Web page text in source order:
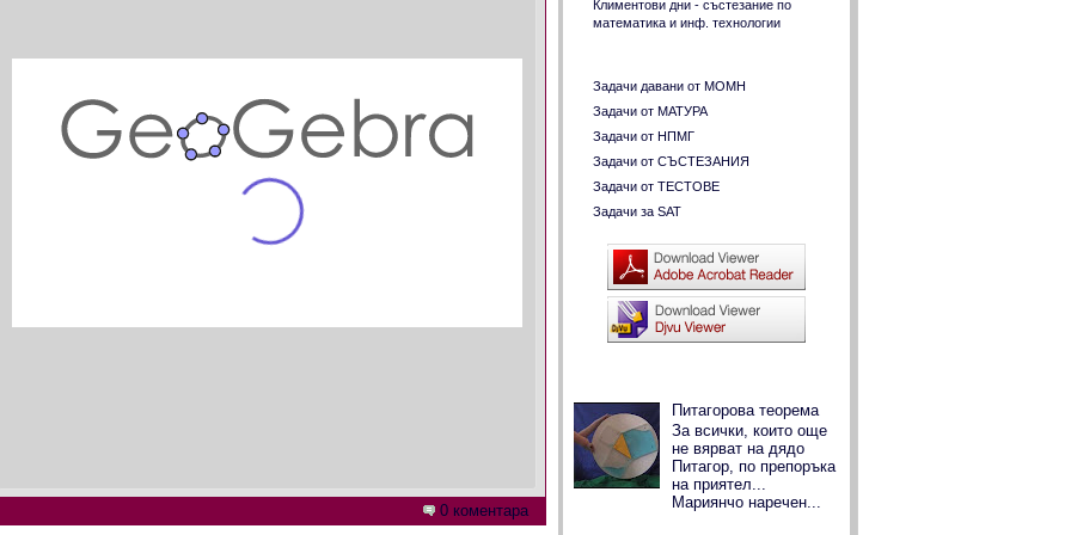
0 коментара
Климентови дни - състезание по
математика и инф. технологии
Задачи давани от МОМН
Задачи от МАТУРА
Задачи от НПМГ
Задачи от СЪСТЕЗАНИЯ
Задачи от ТЕСТОВЕ
Задачи за SAT
Питагорова теорема
За всички, които още
не вярват на дядо
Питагор, по препоръка
на приятел...
Мариянчо наречен...